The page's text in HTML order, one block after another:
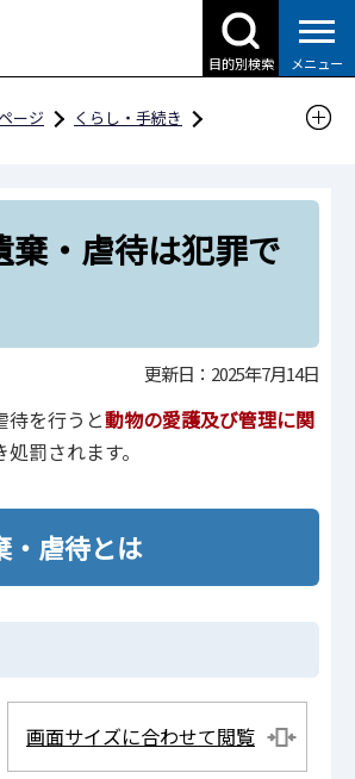
目的別検索 メニュー
ージ
くらし・手続き
棄・虐待は犯罪です
棄・虐待は犯罪で
更新日：2025年7月14日
を行うと動物の愛護及び管理に関
罰されます。
・虐待とは
画面サイズに合わせて閲覧